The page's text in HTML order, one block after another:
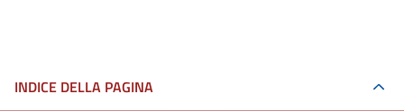
INDICE DELLA PAGINA